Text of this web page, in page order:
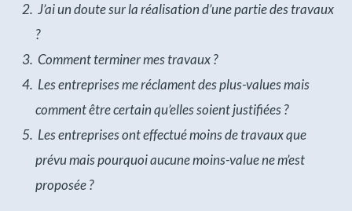
J’ai un doute sur la réalisation d’une partie des travaux
?
Comment terminer mes travaux ?
Les entreprises me réclament des plus-values mais
comment être certain qu’elles soient justifiées ?
Les entreprises ont effectué moins de travaux que
prévu mais pourquoi aucune moins-value ne m’est
proposée ?